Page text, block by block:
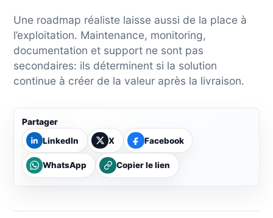
Une roadmap réaliste laisse aussi de la place à
l’exploitation. Maintenance, monitoring,
documentation et support ne sont pas
secondaires: ils déterminent si la solution
continue à créer de la valeur après la livraison.
Partager
LinkedIn
X Facebook
WhatsApp Copier le lien